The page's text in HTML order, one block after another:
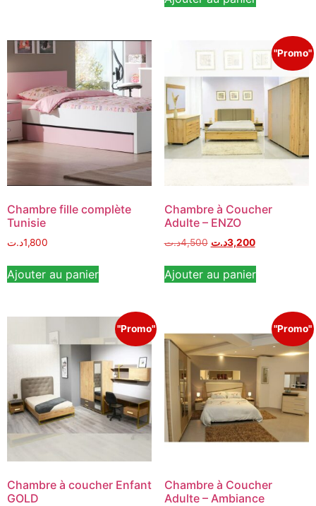
Chambre fille complète
Tunisie
1,800د.ت
Ajouter au panier
"Promo"
Chambre à Coucher
Adulte – ENZO
4,500د.ت 3,200د.ت
Ajouter au panier
"Promo"
Chambre à coucher Enfant
GOLD
"Promo"
Chambre à Coucher
Adulte – Ambiance